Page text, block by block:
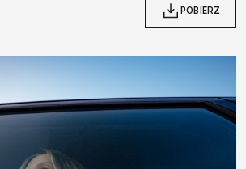
POBIERZ